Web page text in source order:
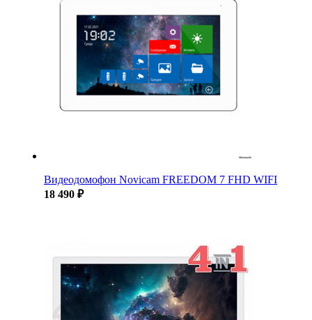
Видеодомофон Novicam FREEDOM 7 FHD WIFI
18 490 ₽